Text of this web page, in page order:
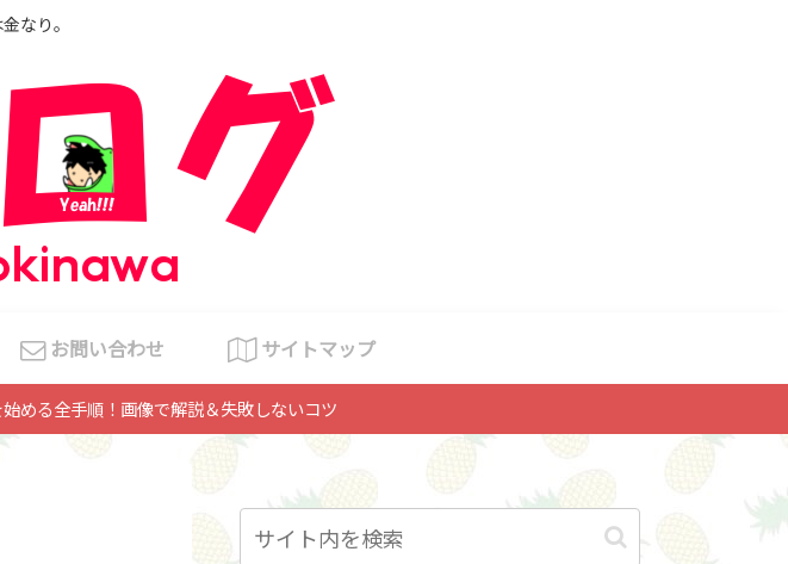
なり。
お問い合わせ サイトマップ
める全手順！画像で解説＆失敗しないコツ